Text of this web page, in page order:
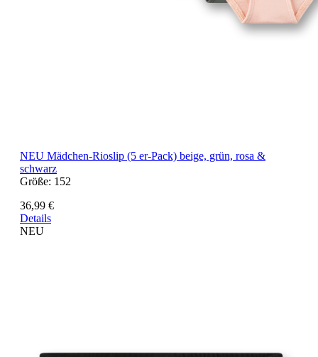
NEU Mädchen-Rioslip (5 er-Pack) beige, grün, rosa &
schwarz
Größe: 152
36,99 €
Details
NEU